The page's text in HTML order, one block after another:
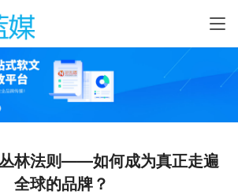
林法则——如何成为真正走遍
全球的品牌？